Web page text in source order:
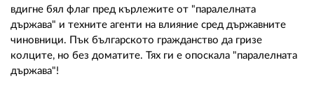
вдигне бял флаг пред кърлежите от "паралелната
държава" и техните агенти на влияние сред държавните
чиновници. Пък българското гражданство да гризе
колците, но без доматите. Тях ги е опоскала "паралелната
държава"!